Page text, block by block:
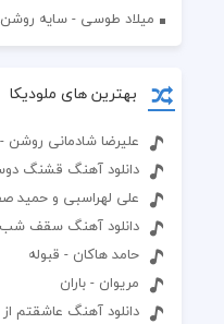
میلاد طوسی - سایه روشن
بهترین های ملودیکا
علیرضا شادمانی روشن
دانلود آهنگ قشنگ
علی لهراسبی و
دانلود آهنگ سقف شب
حامد هاکان - قبوله
مریوان - باران
دانلود آهنگ عاشقتم